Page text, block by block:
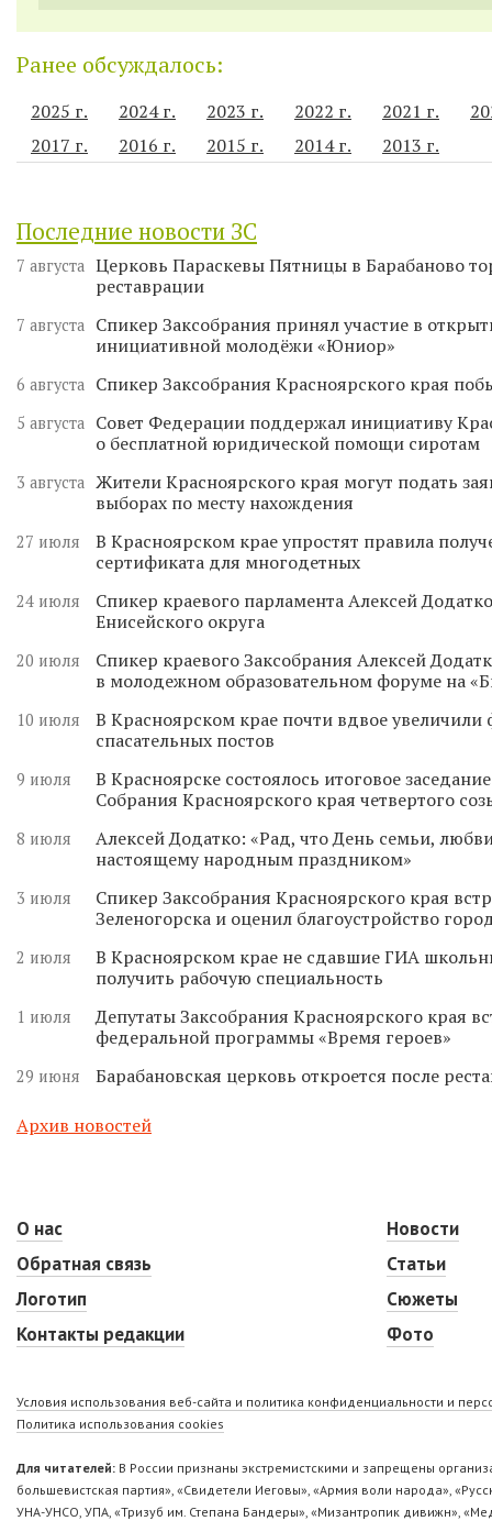
Ранее обсуждалось:
2025 г. 2024 г. 2023 г. 2022 г. 2021 г.
2017 г.
2016 г. 2015 г. 2014 г. 2013 г.
Последние новости ЗС
7 августа Церковь Параскевы Пятницы в Барабаново
реставрации
7 августа
Спикер Заксобрания принял участие в
инициативной молодёжи «Юниор»
6 августа Спикер Заксобрания Красноярского края
5 августа
Совет Федерации поддержал инициативу
о бесплатной юридической помощи сиротам
3 августа Жители Красноярского края могут подать
выборах по месту нахождения
27 июля
В Красноярском крае упростят правила
сертификата для многодетных
24 июля
Спикер краевого парламента Алексей
Енисейского округа
20 июля
Спикер краевого Заксобрания Алексей
в молодежном образовательном форуме на
10 июля
В Красноярском крае почти вдвое
спасательных постов
9 июля
В Красноярске состоялось итоговое
Собрания Красноярского края четвертого
8 июля
Алексей Додатко: «Рад, что День семьи,
настоящему народным праздником»
3 июля
Спикер Заксобрания Красноярского края
Зеленогорска и оценил благоустройство
2 июля
В Красноярском крае не сдавшие ГИА
получить рабочую специальность
1 июля
Депутаты Заксобрания Красноярского края
федеральной программы «Время героев»
29 июня Барабановская церковь откроется после
Архив новостей
О нас
Обратная связь
Логотип
Контакты редакции
Новости
Статьи
Сюжеты
Фото
Условия использования веб-сайта и политика конфиденциальности и
Политика использования cookies
Для читателей: В России признаны экстремистскими и запрещены
большевистская партия», «Свидетели Иеговы», «Армия воли народа»,
УНА-УНСО, УПА, «Тризуб им. Степана Бандеры», «Мизантропик дивижн»,